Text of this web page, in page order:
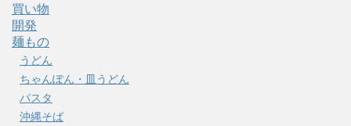
買い物
開発
麺もの
うどん
ちゃんぽん・皿うどん
パスタ
沖縄そば